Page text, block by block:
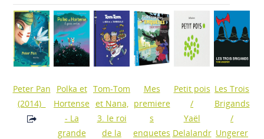
Peter Pan
(2014)
Polka et
Hortense
- La
grande
Tom-Tom
et Nana,
3. le roi
de la
Mes
premiere
s
enquetes
Petit pois
/
Yaël
Delalandr
Les Trois
Brigands
/
Ungerer